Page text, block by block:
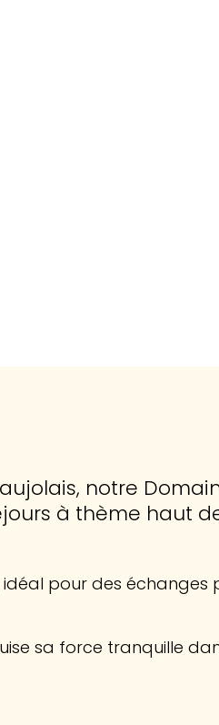
notre
à thème haut
pour des échanges
sa force tranquille